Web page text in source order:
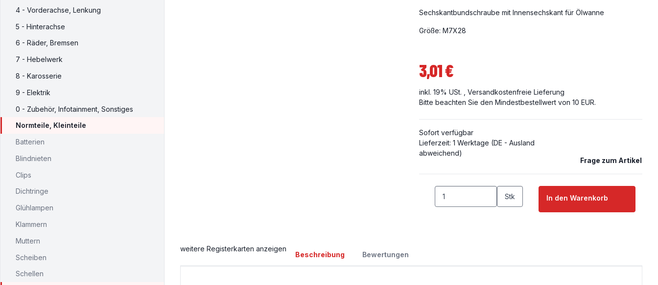
Sechskantbundschraube mit Innensechskant für Ölwanne
Größe: M7X28
3,01 €
inkl. 19% USt. , Versandkostenfreie Lieferung
Bitte beachten Sie den Mindestbestellwert von 10 EUR.
Sofort verfügbar
Lieferzeit: 1 Werktage (DE - Ausland
abweichend)
Frage zum Artikel
Stk In den Warenkorb
weitere Registerkarten anzeigen
Beschreibung Bewertungen
4 - Vorderachse, Lenkung
5 - Hinterachse
6 - Räder, Bremsen
7 - Hebelwerk
8 - Karosserie
9 - Elektrik
0 - Zubehör, Infotainment, Sonstiges
Normteile, Kleinteile
Batterien
Blindnieten
Clips
Dichtringe
Glühlampen
Klammern
Muttern
Scheiben
Schellen